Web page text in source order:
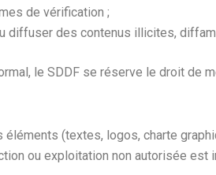
de vérification ;
diffuser des contenus illicites,
le SDDF se réserve le droit de
(textes, logos, charte
ou exploitation non autorisée